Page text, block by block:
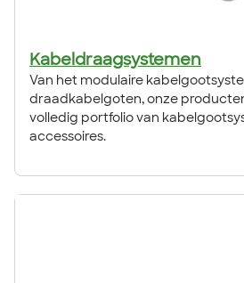
Kabeldraagsystemen
Van het modulaire
draadkabelgoten, onze
volledig portfolio van
accessoires.